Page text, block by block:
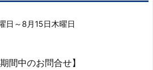
日～8月15日木曜日
間中のお問合せ】